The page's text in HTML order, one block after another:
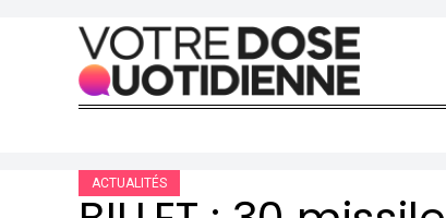
Skip to content
ACTUALITÉS